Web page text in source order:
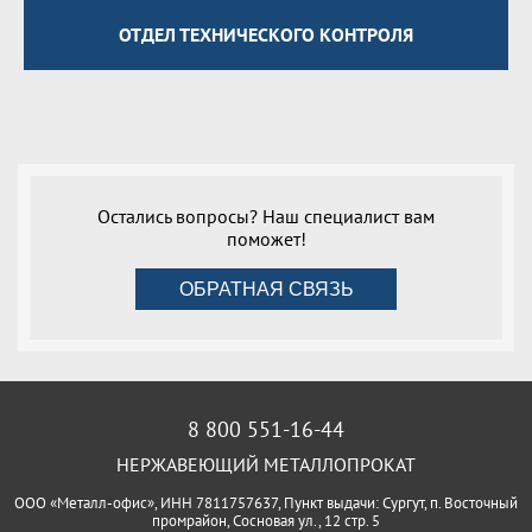
ОТДЕЛ ТЕХНИЧЕСКОГО КОНТРОЛЯ
Остались вопросы? Наш специалист вам
поможет!
ОБРАТНАЯ СВЯЗЬ
8 800 551-16-44
НЕРЖАВЕЮЩИЙ МЕТАЛЛОПРОКАТ
ООО «Металл-офис», ИНН 7811757637, Пункт выдачи: Сургут, п. Восточный
промрайон, Сосновая ул., 12 стр. 5